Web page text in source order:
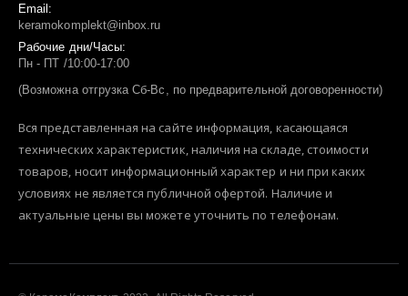
Email:
keramokomplekt@inbox.ru
Рабочие дни/Часы:
Пн - ПТ /10:00-17:00
(Возможна отгрузка Сб-Вс, по предварительной договоренности)
Вся представленная на сайте информация, касающаяся
технических характеристик, наличия на складе, стоимости
товаров, носит информационный характер и ни при каких
условиях не является публичной офертой. Наличие и
актуальные цены вы можете уточнить по телефонам.